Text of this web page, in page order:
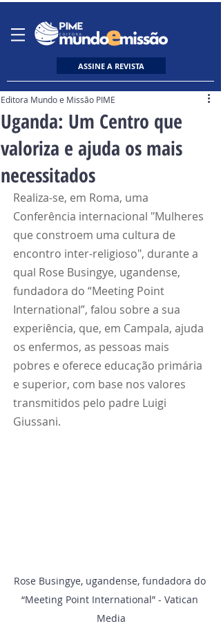
ASSINE A REVISTA
Uganda: Um Centro que
valoriza e ajuda os mais
necessitados
Editora Mundo e Missão PIME
Realiza-se, em Roma, uma
Conferência internacional "Mulheres
que constroem uma cultura de
encontro inter-religioso", durante a
qual Rose Busingye, ugandense,
fundadora do “Meeting Point
International”, falou sobre a sua
experiência, que, em Campala, ajuda
os enfermos, as pessoas mais
pobres e oferece educação primária
e superior, com base nos valores
transmitidos pelo padre Luigi
Giussani.
Rose Busingye, ugandense, fundadora do
“Meeting Point International” - Vatican
Media